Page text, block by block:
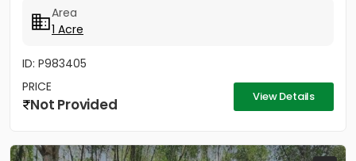
Area
1 Acre
ID: P983405
PRICE
Not Provided View Details